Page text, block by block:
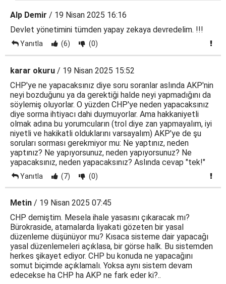
Alp Demir / 19 Nisan 2025 16:16
Devlet yönetimini tümden yapay zekaya devredelim. !!!
Yanıtla (6) (0)
karar okuru / 19 Nisan 2025 15:52
CHP'ye ne yapacaksınız diye soru soranlar aslında AKP'nin
neyi bozduğunu ya da gerektiği halde neyi yapmadığını da
söylemiş oluyorlar. O yüzden CHP'ye neden yapacaksınız
diye sorma ihtiyacı dahi duymuyorlar. Ama hakkaniyetli
olmak adına bu yorumcuların (trol diye zan yapmayalım, iyi
niyetli ve hakikatli olduklarını varsayalım) AKP'ye de şu
soruları sorması gerekmiyor mu: Ne yaptınız, neden
yaptınız? Ne yapıyorsunuz, neden yapıyorsunuz? Ne
yapacaksınız, neden yapacaksınız? Aslında cevap "tek!"
Yanıtla (7) (0)
Metin / 19 Nisan 2025 07:45
CHP demiştim. Mesela ihale yasasını çıkaracak mı?
Bürokraside, atamalarda liyakati gözeten bir yasal
düzenleme düşünüyor mu? Kısaca sisteme dair yapacağı
yasal düzenlemeleri açıklasa, bir görse halk. Bu sistemden
herkes şikayet ediyor. CHP bu konuda ne yapacağını
somut biçimde açıklamalı. Yoksa aynı sistem devam
edecekse ha CHP ha AKP ne fark eder ki?..